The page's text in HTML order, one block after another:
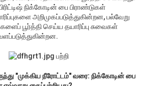
பிரிட்டிஷ் நிக்கோடின் பை பிராண்டுகள்
அறிமுகப்படுத்துகின்றன, பல்வேறு
பூர்த்தி செய்ய தயாரிப்பு சுவைகள்
"முக்கிய நீரோட்டம்" வரை: நிக்கோடின் பை